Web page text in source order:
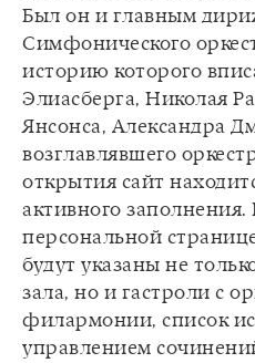
Был он и главным
Симфонического
историю которого
Элиасберга, Николая
Янсонса, Александра
возглавлявшего
открытия сайт
активного заполнения.
персональной
будут указаны не
зала, но и гастроли с
филармонии, список
управлением